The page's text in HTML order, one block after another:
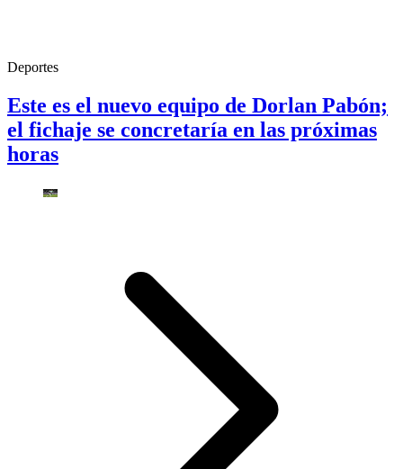
Deportes
Este es el nuevo equipo de Dorlan Pabón;
el fichaje se concretaría en las próximas
horas